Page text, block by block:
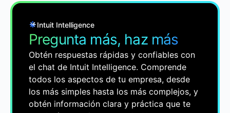
Intuit Intelligence
Pregunta más, haz más
Obtén respuestas rápidas y confiables con
el chat de Intuit Intelligence. Comprende
todos los aspectos de tu empresa, desde
los más simples hasta los más complejos, y
obtén información clara y práctica que te